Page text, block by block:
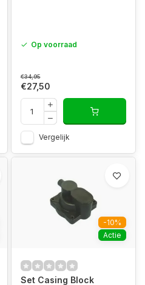
Op voorraad
€34,95
€27,50
Vergelijk
-10%
Actie
Set Casing Block